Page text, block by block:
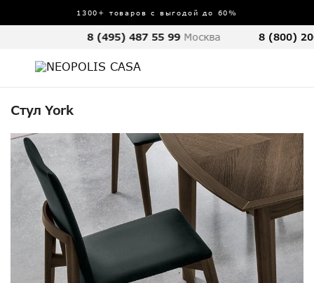
1300+ товаров с выгодой до 60%
8 (495) 487 55 99 Москва 8 (800)
Стул York